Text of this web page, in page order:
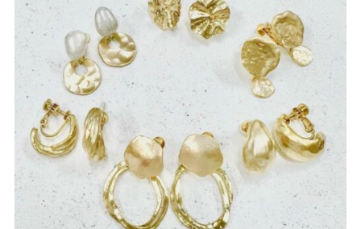
閉じる
※一部店舗は営業時間が異なります。
2F Fashion & Life style floor
ファッション＆ライフスタイルフロア
営業時間 10:00 ~ 20:00
3F Service & Beauty & Restaurant
floor